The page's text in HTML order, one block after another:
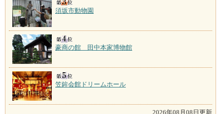
須坂市動物園
豪商の館 田中本家博物館
笠鉾会館ドリームホール
2026年08月08日更新